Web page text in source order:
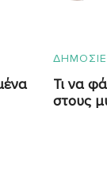
Τι να
στους